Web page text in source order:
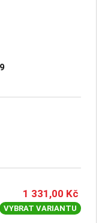
1 331,00 Kč
VYBRAT VARIANTU